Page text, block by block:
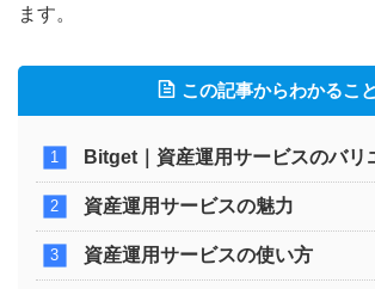
ます。
この記事からわかること
Bitget｜資産運用サービスのバリ
資産運用サービスの魅力
資産運用サービスの使い方